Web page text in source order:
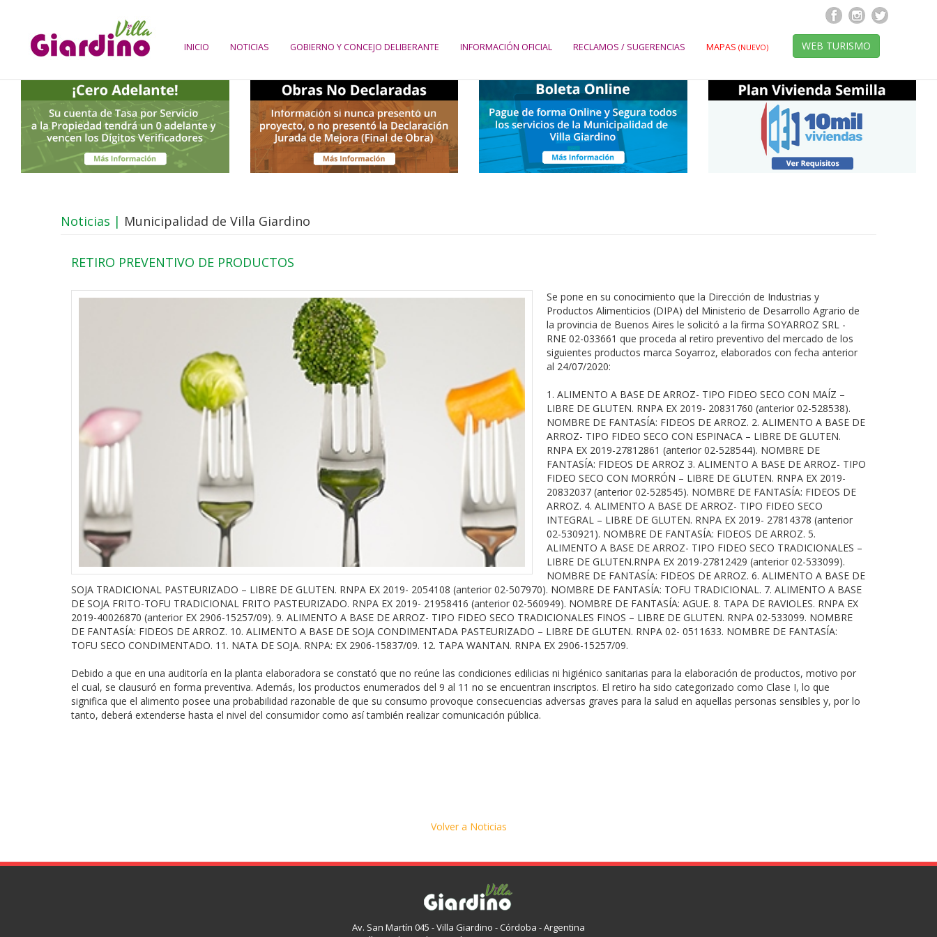
INICIO NOTICIAS GOBIERNO Y CONCEJO DELIBERANTE INFORMACIÓN OFICIAL RECLAMOS / SUGERENCIAS MAPAS (NUEVO) WEB TURISMO
Noticias | Municipalidad de Villa Giardino
RETIRO PREVENTIVO DE PRODUCTOS
Se pone en su conocimiento que la Dirección de Industrias y
Productos Alimenticios (DIPA) del Ministerio de Desarrollo Agrario de
la provincia de Buenos Aires le solicitó a la firma SOYARROZ SRL -
RNE 02-033661 que proceda al retiro preventivo del mercado de los
siguientes productos marca Soyarroz, elaborados con fecha anterior
al 24/07/2020:
1. ALIMENTO A BASE DE ARROZ- TIPO FIDEO SECO CON MAÍZ –
LIBRE DE GLUTEN. RNPA EX 2019- 20831760 (anterior 02-528538).
NOMBRE DE FANTASÍA: FIDEOS DE ARROZ. 2. ALIMENTO A BASE DE
ARROZ- TIPO FIDEO SECO CON ESPINACA – LIBRE DE GLUTEN.
RNPA EX 2019-27812861 (anterior 02-528544). NOMBRE DE
FANTASÍA: FIDEOS DE ARROZ 3. ALIMENTO A BASE DE ARROZ- TIPO
FIDEO SECO CON MORRÓN – LIBRE DE GLUTEN. RNPA EX 2019-
20832037 (anterior 02-528545). NOMBRE DE FANTASÍA: FIDEOS DE
ARROZ. 4. ALIMENTO A BASE DE ARROZ- TIPO FIDEO SECO
INTEGRAL – LIBRE DE GLUTEN. RNPA EX 2019- 27814378 (anterior
02-530921). NOMBRE DE FANTASÍA: FIDEOS DE ARROZ. 5.
ALIMENTO A BASE DE ARROZ- TIPO FIDEO SECO TRADICIONALES –
LIBRE DE GLUTEN.RNPA EX 2019-27812429 (anterior 02-533099).
NOMBRE DE FANTASÍA: FIDEOS DE ARROZ. 6. ALIMENTO A BASE DE
SOJA TRADICIONAL PASTEURIZADO – LIBRE DE GLUTEN. RNPA EX 2019- 2054108 (anterior 02-507970). NOMBRE DE FANTASÍA: TOFU TRADICIONAL. 7. ALIMENTO A BASE
DE SOJA FRITO-TOFU TRADICIONAL FRITO PASTEURIZADO. RNPA EX 2019- 21958416 (anterior 02-560949). NOMBRE DE FANTASÍA: AGUE. 8. TAPA DE RAVIOLES. RNPA EX
2019-40026870 (anterior EX 2906-15257/09). 9. ALIMENTO A BASE DE ARROZ- TIPO FIDEO SECO TRADICIONALES FINOS – LIBRE DE GLUTEN. RNPA 02-533099. NOMBRE
DE FANTASÍA: FIDEOS DE ARROZ. 10. ALIMENTO A BASE DE SOJA CONDIMENTADA PASTEURIZADO – LIBRE DE GLUTEN. RNPA 02- 0511633. NOMBRE DE FANTASÍA:
TOFU SECO CONDIMENTADO. 11. NATA DE SOJA. RNPA: EX 2906-15837/09. 12. TAPA WANTAN. RNPA EX 2906-15257/09.
Debido a que en una auditoría en la planta elaboradora se constató que no reúne las condiciones edilicias ni higiénico sanitarias para la elaboración de productos, motivo por
el cual, se clausuró en forma preventiva. Además, los productos enumerados del 9 al 11 no se encuentran inscriptos. El retiro ha sido categorizado como Clase I, lo que
significa que el alimento posee una probabilidad razonable de que su consumo provoque consecuencias adversas graves para la salud en aquellas personas sensibles y, por lo
tanto, deberá extenderse hasta el nivel del consumidor como así también realizar comunicación pública.
Volver a Noticias
Av. San Martín 045 - Villa Giardino - Córdoba - Argentina